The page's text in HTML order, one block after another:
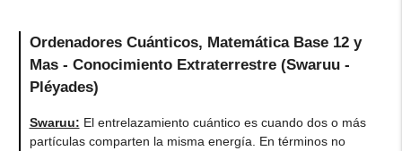
Ordenadores Cuánticos, Matemática Base 12 y
Mas - Conocimiento Extraterrestre (Swaruu -
Pléyades)
Swaruu: El entrelazamiento cuántico es cuando dos o más
partículas comparten la misma energía. En términos no